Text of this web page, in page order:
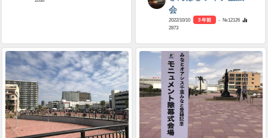
会
2022/10/10 3 年前
- №12126
2873